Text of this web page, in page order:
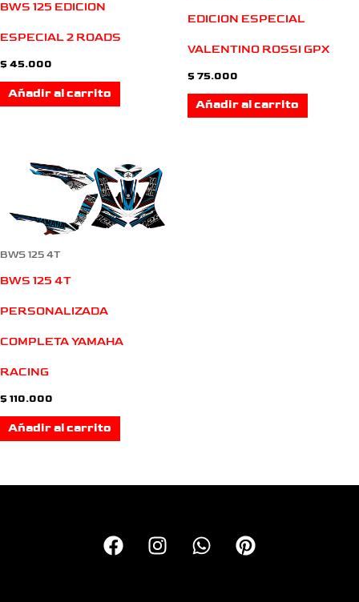
BWS 125 EDICION
ESPECIAL 2 ROADS
$ 45.000
Añadir al carrito
EDICION ESPECIAL
VALENTINO ROSSI GPX
$ 75.000
Añadir al carrito
BWS 125 4T
BWS 125 4T
PERSONALIZADA
COMPLETA YAMAHA
RACING
$ 110.000
Añadir al carrito